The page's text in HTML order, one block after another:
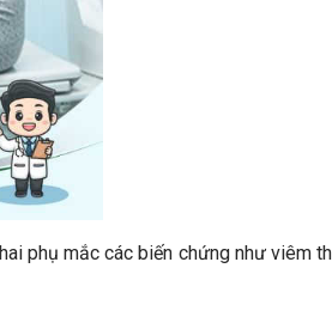
phụ mắc các biến chứng như viêm